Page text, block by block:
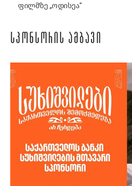
ფილმზე „ოდისეა“
ᲡᲞᲝᲜᲡᲝᲠᲘᲡ ᲐᲛᲑᲐᲕᲘ